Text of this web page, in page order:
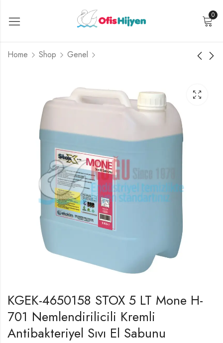
0
Home Shop Genel
Done H-704
Nemlendirilicili Kremli
Sıvı El Sabunu 5 LT
5 LT Coren KT-110
Sıvı Bulaşık Yıkama
Maddesi
KGEK-4650158 STOX 5 LT Mone H-
701 Nemlendirilicili Kremli
Antibakteriyel Sıvı El Sabunu